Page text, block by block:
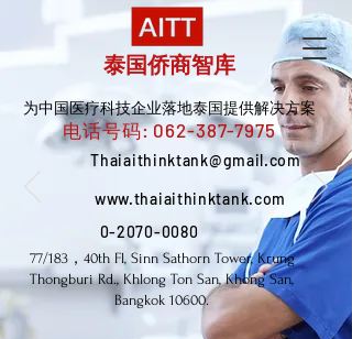
泰国侨商智库
为中国医疗科技企业落地泰国提供解决方案
电话号码:062-387-7975
Thaiaithinktank@gmail.com
www.thaiaithinktank.com
0-2070-0080
77/183，40th Fl, Sinn Sathorn Tower, Krung
Thongburi Rd., Khlong Ton San, Khong San,
Bangkok 10600.